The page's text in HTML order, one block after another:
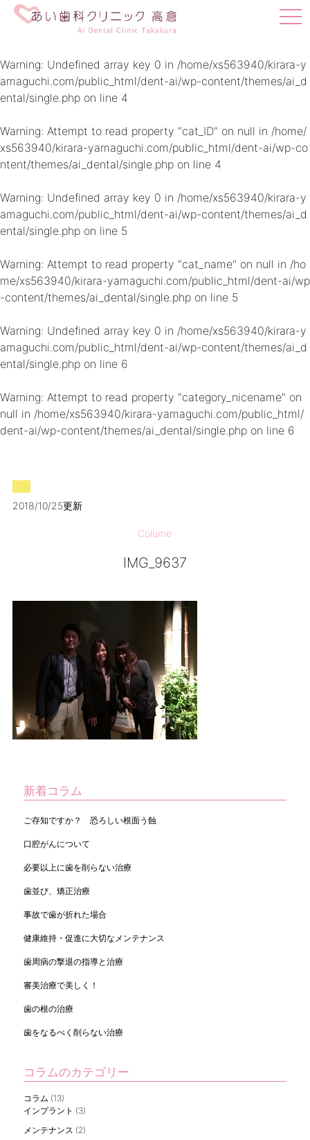
t
l
e
g
i
o
Warning: Undefined array key 0 in /home/xs563940/kirara-y
amaguchi.com/public_html/dent-ai/wp-content/themes/ai_d
ental/single.php on line 4
Warning: Attempt to read property "cat_ID" on null in /home/
xs563940/kirara-yamaguchi.com/public_html/dent-ai/wp-co
ntent/themes/ai_dental/single.php on line 4
Warning: Undefined array key 0 in /home/xs563940/kirara-y
amaguchi.com/public_html/dent-ai/wp-content/themes/ai_d
ental/single.php on line 5
Warning: Attempt to read property "cat_name" on null in /ho
me/xs563940/kirara-yamaguchi.com/public_html/dent-ai/wp
-content/themes/ai_dental/single.php on line 5
Warning: Undefined array key 0 in /home/xs563940/kirara-y
amaguchi.com/public_html/dent-ai/wp-content/themes/ai_d
ental/single.php on line 6
Warning: Attempt to read property "category_nicename" on
null in /home/xs563940/kirara-yamaguchi.com/public_html/
dent-ai/wp-content/themes/ai_dental/single.php on line 6
2018/10/25更新
Colume
IMG_9637
新着コラム
ご存知ですか？ 恐ろしい根面う蝕
口腔がんについて
必要以上に歯を削らない治療
歯並び、矯正治療
事故で歯が折れた場合
健康維持・促進に大切なメンテナンス
歯周病の撃退の指導と治療
審美治療で美しく！
歯の根の治療
歯をなるべく削らない治療
コラムのカテゴリー
コラム (13)
インプラント (3)
メンテナンス (2)